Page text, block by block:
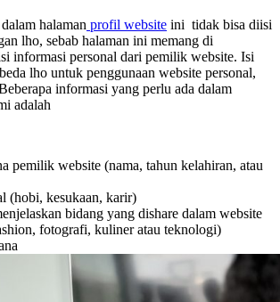
halaman profil website ini tidak bisa diisi
lho, sebab halaman ini memang di
informasi personal dari pemilik website. Isi
lho untuk penggunaan website personal,
informasi yang perlu ada dalam
adalah
pemilik website (nama, tahun kelahiran, atau
(hobi, kesukaan, karir)
bidang yang dishare dalam website
fotografi, kuliner atau teknologi)